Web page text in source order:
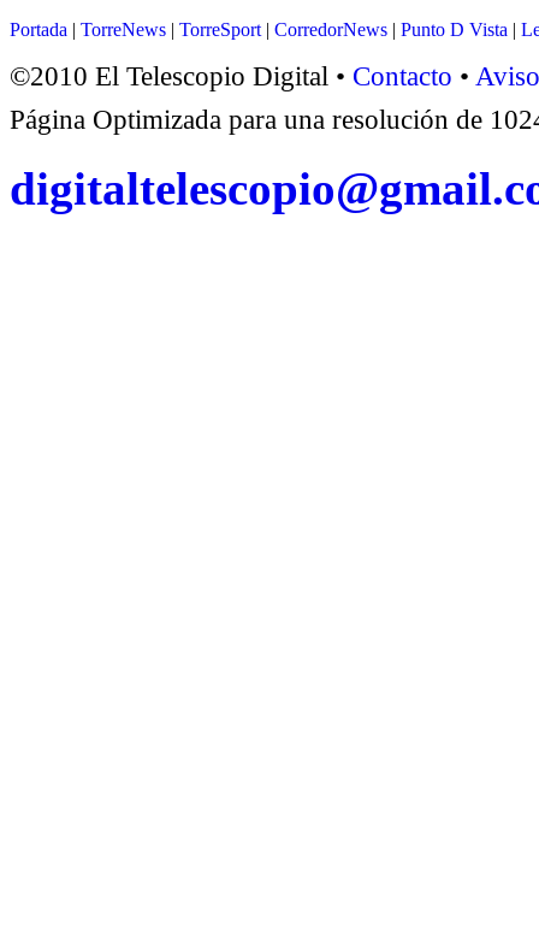
Portada | TorreNews | TorreSport | CorredorNews | Punto D Vista |
©2010 El Telescopio Digital • Contacto •
Página Optimizada para una resolución de